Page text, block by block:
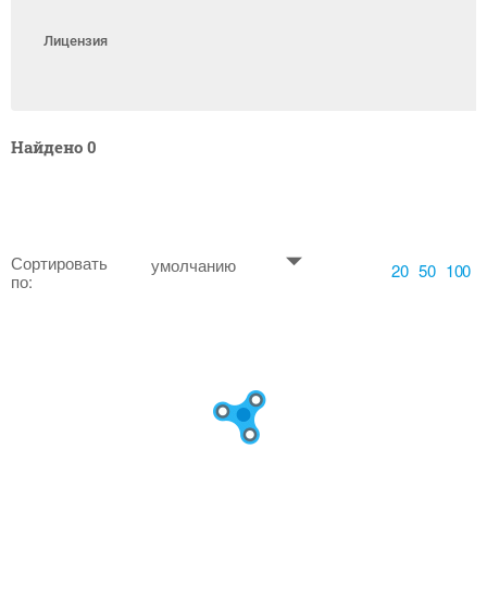
Лицензия
Найдено 0
Сортировать
по:
умолчанию 20 50 100